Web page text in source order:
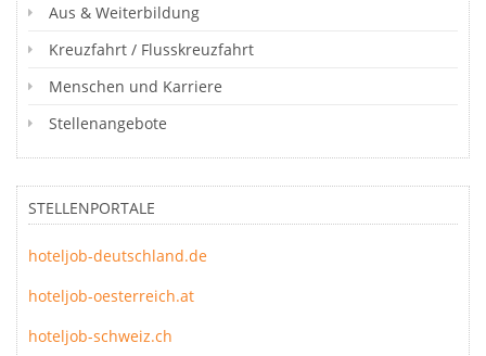
Aus & Weiterbildung
Kreuzfahrt / Flusskreuzfahrt
Menschen und Karriere
Stellenangebote
STELLENPORTALE
hoteljob-deutschland.de
hoteljob-oesterreich.at
hoteljob-schweiz.ch